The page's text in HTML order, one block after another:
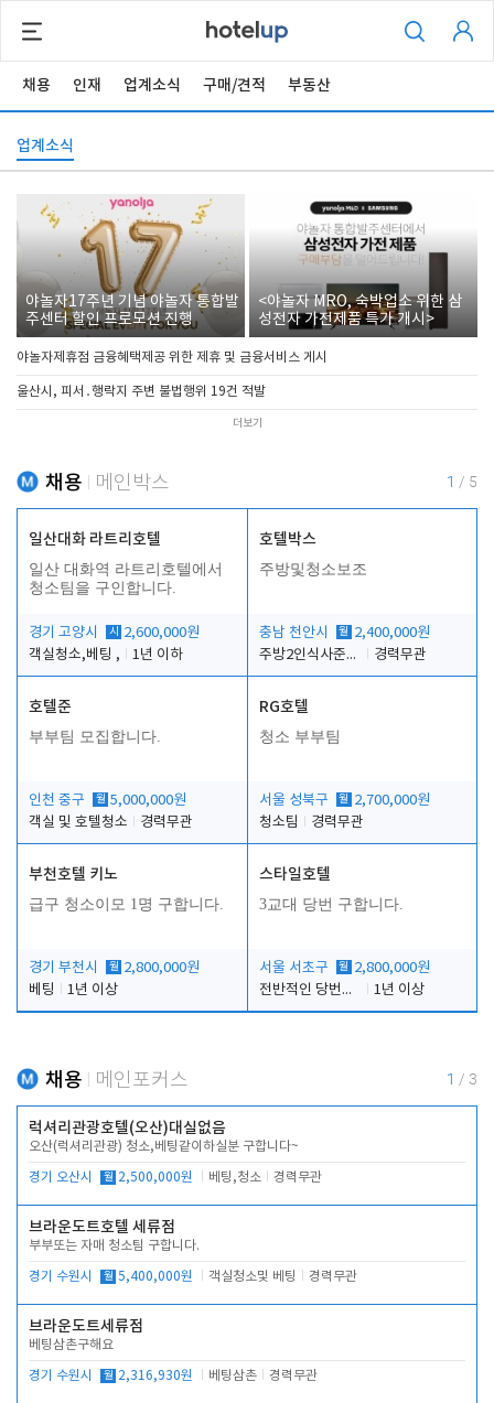
채용 인재 업계소식 구매/견적 부동산
업계소식
야놀자17주년 기념 야놀자 통합발
주센터 할인 프로모션 진행
<야놀자 MRO, 숙박업소 위한 삼
성전자 가전제품 특가 개시>
야놀자제휴점 금융혜택제공 위한 제휴 및 금융서비스 게시
울산시, 피서․행락지 주변 불법행위 19건 적발
더보기
채용 메인박스 1 / 5
일산대화 라트리호텔
일산 대화역 라트리호텔에서
청소팀을 구인합니다.
경기 고양시 시
2,600,000원
객실청소,베팅 ,
1년 이하
호텔박스
주방및청소보조
충남 천안시 월 2,400,000원
주방2인식사준비및청소린렌보조
경력무관
호텔준
부부팀 모집합니다.
인천 중구 월 5,000,000원
객실 및 호텔청소
경력무관
RG호텔
청소 부부팀
서울 성북구 월 2,700,000원
청소팀
경력무관
부천호텔 키노
급구 청소이모 1명 구합니다.
경기 부천시 월 2,800,000원
베팅
1년 이상
스타일호텔
3교대 당번 구합니다.
서울 서초구 월 2,800,000원
전반적인 당번업무
1년 이상
채용 메인포커스 1 / 3
럭셔리관광호텔(오산)대실없음
오산(럭셔리관광) 청소,베팅같이하실분 구합니다~
경기 오산시 월 2,500,000원 베팅,청소 경력무관
브라운도트호텔 세류점
부부또는 자매 청소팀 구합니다.
경기 수원시 월 5,400,000원 객실청소및 베팅 경력무관
브라운도트세류점
베팅삼촌구해요
경기 수원시 월 2,316,930원 베팅삼촌 경력무관